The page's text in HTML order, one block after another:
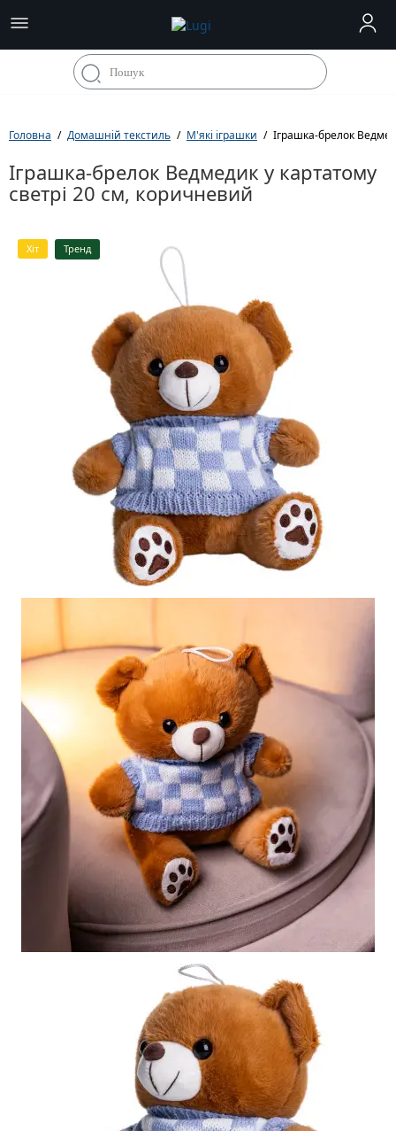
Головна Домашній текстиль М'які іграшки Іграшка-брелок
Іграшка-брелок Ведмедик у картатому
светрі 20 см, коричневий
Хіт Тренд